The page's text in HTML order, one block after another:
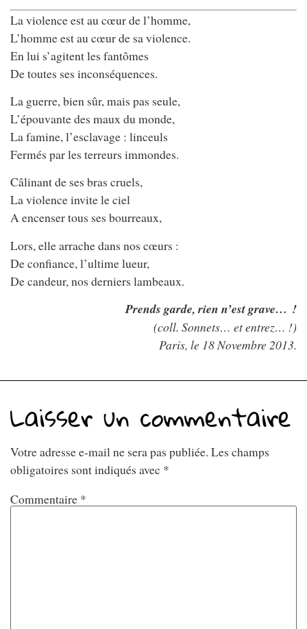
La violence est au cœur de l’homme,
L’homme est au cœur de sa violence.
En lui s’agitent les fantômes
De toutes ses inconséquences.
La guerre, bien sûr, mais pas seule,
L’épouvante des maux du monde,
La famine, l’esclavage : linceuls
Fermés par les terreurs immondes.
Câlinant de ses bras cruels,
La violence invite le ciel
A encenser tous ses bourreaux,
Lors, elle arrache dans nos cœurs :
De confiance, l’ultime lueur,
De candeur, nos derniers lambeaux.
Prends garde, rien n’est grave… !
(coll. Sonnets… et entrez… !)
Paris, le 18 Novembre 2013.
Laisser un commentaire
Votre adresse e-mail ne sera pas publiée. Les champs
obligatoires sont indiqués avec *
Commentaire *